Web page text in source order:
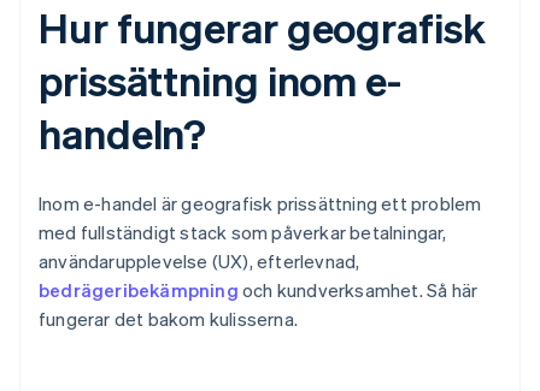
Hur fungerar geografisk
prissättning inom e-
handeln?
Inom e-handel är geografisk prissättning ett problem
med fullständigt stack som påverkar betalningar,
användarupplevelse (UX), efterlevnad,
bedrägeribekämpning och kundverksamhet. Så här
fungerar det bakom kulisserna.